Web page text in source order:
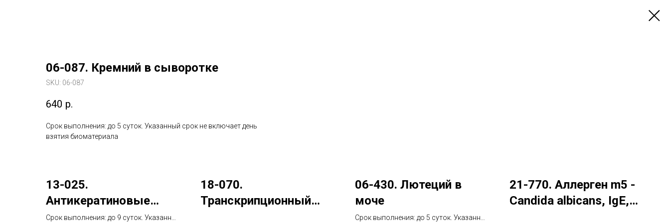
06-087. Кремний в сыворотке
SKU: 06-087
640 р.
Срок выполнения: до 5 суток. Указанный срок не включает день
взятия биоматериала
13-025.
Антикератиновые
антитела (АКА), IgG
Срок выполнения: до 9 суток. Указанный
18-070.
Транскрипционный
06-430. Лютеций в
моче
Срок выполнения: до 5 суток. Указанный
21-770. Аллерген m5 -
Candida albicans, IgE,